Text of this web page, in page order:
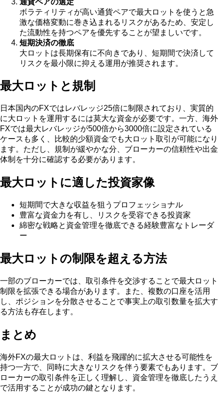
ボラティリティが高い通貨ペアで最大ロットを使うと急
激な価格変動に巻き込まれるリスクがあるため、安定し
た流動性を持つペアを優先することが望ましいです。
短期決済の徹底
大ロットは長期保有に不向きであり、短期間で決済して
リスクを最小限に抑える運用が推奨されます。
最大ロットと規制
日本国内のFXではレバレッジ25倍に制限されており、実質的
に大ロットを運用するには莫大な資金が必要です。一方、海外
FXでは最大レバレッジが500倍から3000倍に設定されている
ケースも多く、比較的少額資金でも大ロット取引が可能になり
ます。ただし、規制が緩やかな分、ブローカーの信頼性や出金
体制を十分に確認する必要があります。
最大ロットに適した投資家像
短期間で大きな収益を狙うプロフェッショナル
豊富な資金力を有し、リスクを受容できる投資家
綿密な戦略と資金管理を徹底できる経験豊富なトレーダ
ー
最大ロットの制限を超える方法
一部のブローカーでは、取引条件を交渉することで最大ロット
制限を拡張できる場合があります。また、複数の口座を活用
し、ポジションを分散させることで事実上の取引数量を拡大す
る方法も存在します。
まとめ
海外FXの最大ロットは、利益を飛躍的に拡大させる可能性を
持つ一方で、同時に大きなリスクを伴う要素でもあります。ブ
ローカーの取引条件を正しく理解し、資金管理を徹底したうえ
で活用することが成功の鍵となります。